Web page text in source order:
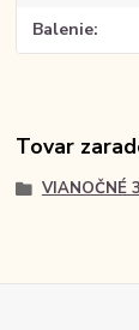
Balenie
Tovar
VIANOČNÉ